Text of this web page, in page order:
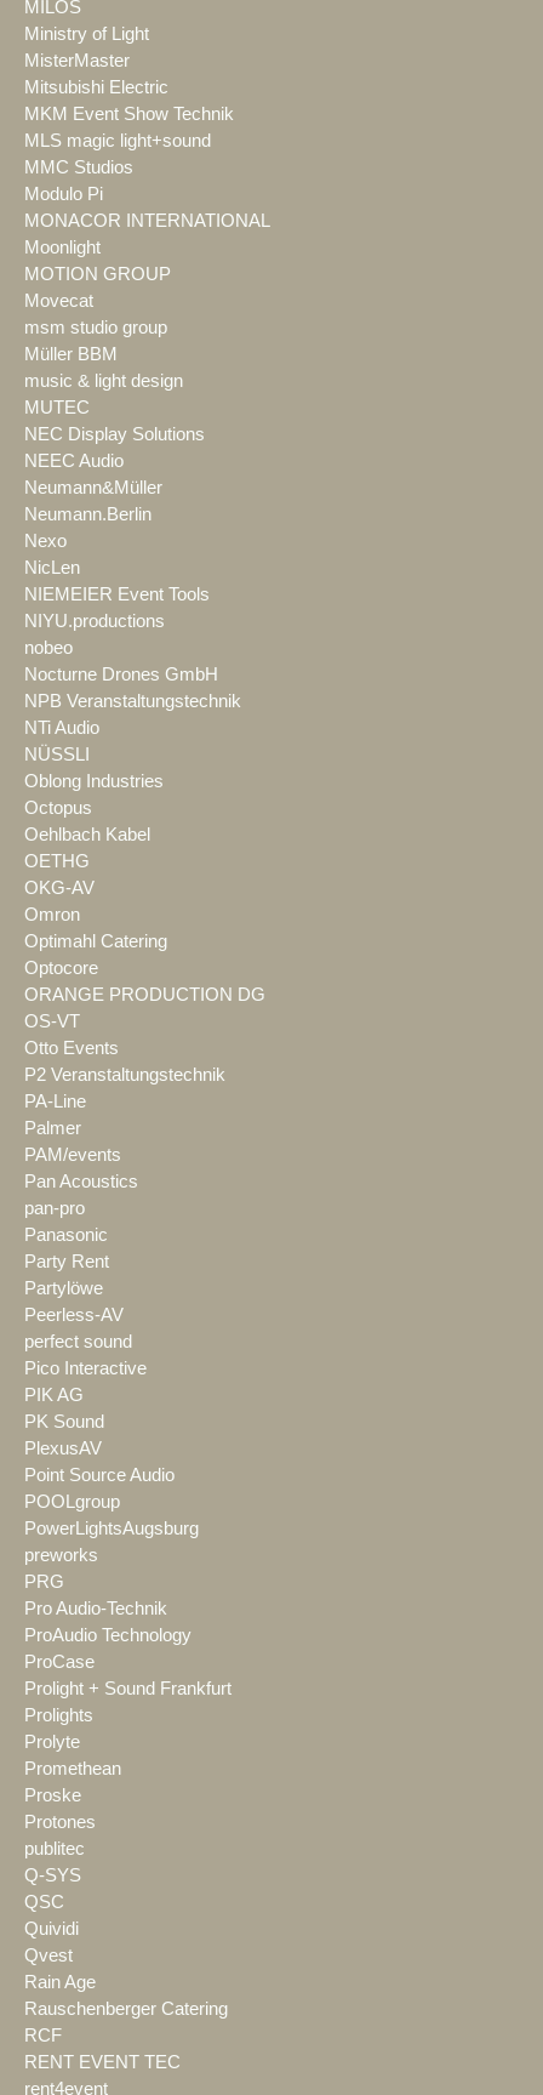
MILOS
Ministry of Light
MisterMaster
Mitsubishi Electric
MKM Event Show Technik
MLS magic light+sound
MMC Studios
Modulo Pi
MONACOR INTERNATIONAL
Moonlight
MOTION GROUP
Movecat
msm studio group
Müller BBM
music & light design
MUTEC
NEC Display Solutions
NEEC Audio
Neumann&Müller
Neumann.Berlin
Nexo
NicLen
NIEMEIER Event Tools
NIYU.productions
nobeo
Nocturne Drones GmbH
NPB Veranstaltungstechnik
NTi Audio
NÜSSLI
Oblong Industries
Octopus
Oehlbach Kabel
OETHG
OKG-AV
Omron
Optimahl Catering
Optocore
ORANGE PRODUCTION DG
OS-VT
Otto Events
P2 Veranstaltungstechnik
PA-Line
Palmer
PAM/events
Pan Acoustics
pan-pro
Panasonic
Party Rent
Partylöwe
Peerless-AV
perfect sound
Pico Interactive
PIK AG
PK Sound
PlexusAV
Point Source Audio
POOLgroup
PowerLightsAugsburg
preworks
PRG
Pro Audio-Technik
ProAudio Technology
ProCase
Prolight + Sound Frankfurt
Prolights
Prolyte
Promethean
Proske
Protones
publitec
Q-SYS
QSC
Quividi
Qvest
Rain Age
Rauschenberger Catering
RCF
RENT EVENT TEC
rent4event